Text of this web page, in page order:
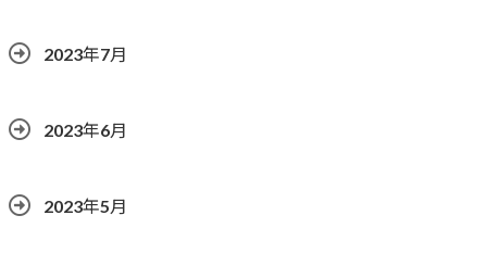
2023年7月
2023年6月
2023年5月